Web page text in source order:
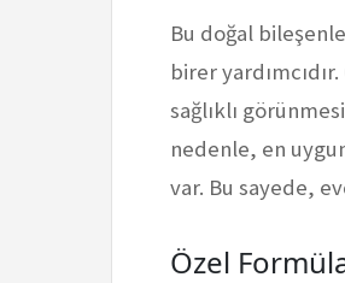
Bu doğal
birer
sağlıklı
nedenle, en
var. Bu sayede,
Özel